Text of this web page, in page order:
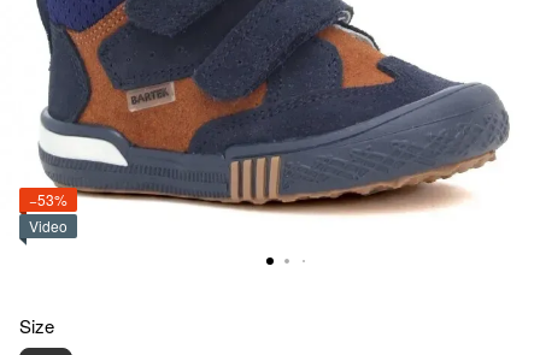
−53%
Video
Size